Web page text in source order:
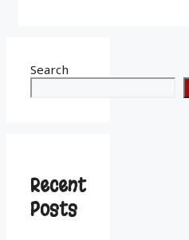
Search
Recent
Posts